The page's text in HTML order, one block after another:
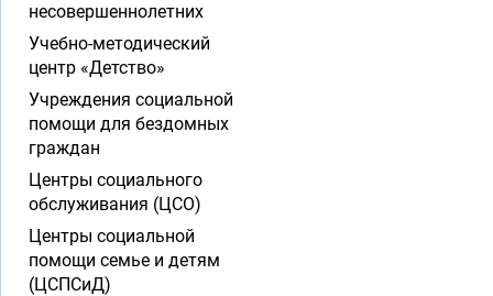
несовершеннолетних
Учебно-методический
центр «Детство»
Учреждения социальной
помощи для бездомных
граждан
Центры социального
обслуживания (ЦСО)
Центры социальной
помощи семье и детям
(ЦСПСиД)